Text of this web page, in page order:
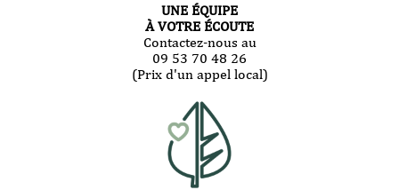
UNE ÉQUIPE
À VOTRE ÉCOUTE
Contactez-nous au
09 53 70 48 26
(Prix d'un appel local)